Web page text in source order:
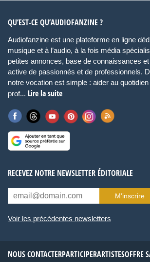
QU’EST-CE QU’AUDIOFANZINE ?
Audiofanzine est une plateforme en ligne
musique et à l’audio, à la fois média
petites annonces, base de connaissances
active de passionnés et de professionnels.
notre vocation est simple : aider au
prof... Lire la suite
RECEVEZ NOTRE NEWSLETTER ÉDITORIALE
M’inscrire
Voir les précédentes newsletters
NOUS CONTACTERPARTICIPERARTISTESOFFRE